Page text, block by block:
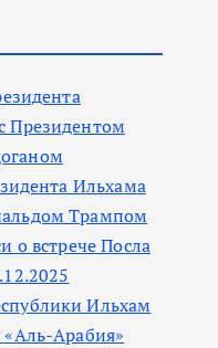
Президентом
Ильхама
Трампом
о встрече Посла
Ильхам
«Аль-Арабия»